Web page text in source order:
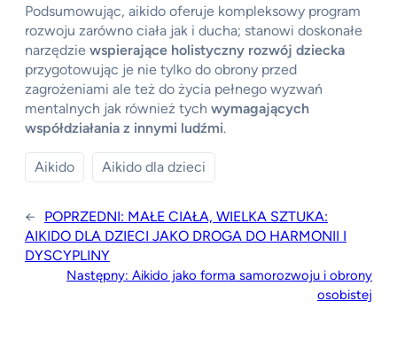
Podsumowując, aikido oferuje kompleksowy program
rozwoju zarówno ciała jak i ducha; stanowi doskonałe
narzędzie wspierające holistyczny rozwój dziecka
przygotowując je nie tylko do obrony przed
zagrożeniami ale też do życia pełnego wyzwań
mentalnych jak również tych wymagających
współdziałania z innymi ludźmi.
Aikido Aikido dla dzieci
← POPRZEDNI: MAŁE CIAŁA, WIELKA SZTUKA:
AIKIDO DLA DZIECI JAKO DROGA DO HARMONII I
DYSCYPLINY
Następny: Aikido jako forma samorozwoju i obrony
osobistej